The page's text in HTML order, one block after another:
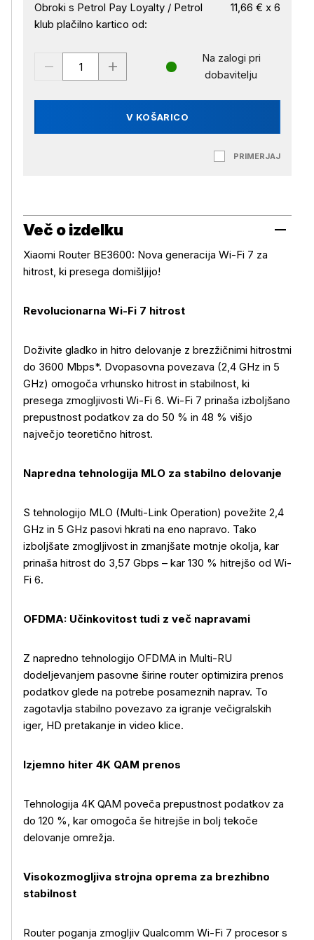
Obroki s Petrol Pay Loyalty / Petrol
klub plačilno kartico od:
11,66 € x 6
V KOŠARICO
Na zalogi pri
dobavitelju
PRIMERJAJ
Več o izdelku
Xiaomi Router BE3600: Nova generacija Wi-Fi 7 za
hitrost, ki presega domišljijo!
Revolucionarna Wi-Fi 7 hitrost
Doživite gladko in hitro delovanje z brezžičnimi hitrostmi
do 3600 Mbps*. Dvopasovna povezava (2,4 GHz in 5
GHz) omogoča vrhunsko hitrost in stabilnost, ki
presega zmogljivosti Wi-Fi 6. Wi-Fi 7 prinaša izboljšano
prepustnost podatkov za do 50 % in 48 % višjo
največjo teoretično hitrost.
Napredna tehnologija MLO za stabilno delovanje
S tehnologijo MLO (Multi-Link Operation) povežite 2,4
GHz in 5 GHz pasovi hkrati na eno napravo. Tako
izboljšate zmogljivost in zmanjšate motnje okolja, kar
prinaša hitrost do 3,57 Gbps – kar 130 % hitrejšo od Wi-
Fi 6.
OFDMA: Učinkovitost tudi z več napravami
Z napredno tehnologijo OFDMA in Multi-RU
dodeljevanjem pasovne širine router optimizira prenos
podatkov glede na potrebe posameznih naprav. To
zagotavlja stabilno povezavo za igranje večigralskih
iger, HD pretakanje in video klice.
Izjemno hiter 4K QAM prenos
Tehnologija 4K QAM poveča prepustnost podatkov za
do 120 %, kar omogoča še hitrejše in bolj tekoče
delovanje omrežja.
Visokozmogljiva strojna oprema za brezhibno
stabilnost
Router poganja zmogljiv Qualcomm Wi-Fi 7 procesor s